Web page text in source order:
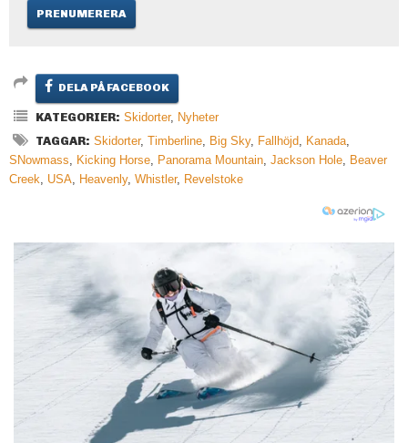
DELA PÅ FACEBOOK
KATEGORIER: Skidorter, Nyheter
TAGGAR: Skidorter, Timberline, Big Sky, Fallhöjd, Kanada,
SNowmass, Kicking Horse, Panorama Mountain, Jackson Hole, Beaver
Creek, USA, Heavenly, Whistler, Revelstoke